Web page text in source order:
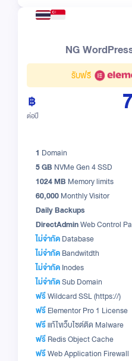
NG
รับฟรี
ต่อปี
1 Domain
5 GB NVMe Gen 4 SSD
1024 MB Memory limits
60,000 Monthly Visitor
Daily Backups
DirectAdminWeb Control
ไม่จำกัด Database
ไม่จำกัด Bandwitdth
ไม่จำกัด Inodes
ไม่จำกัดSub Domain
ฟรีWildcard SSL (https://)
ฟรี Elementor Pro 1 License
ฟรีแก้ไขเว็บไซต์ติด Malware
ฟรี Redis Object Cache
ฟรีWeb Application Firewall